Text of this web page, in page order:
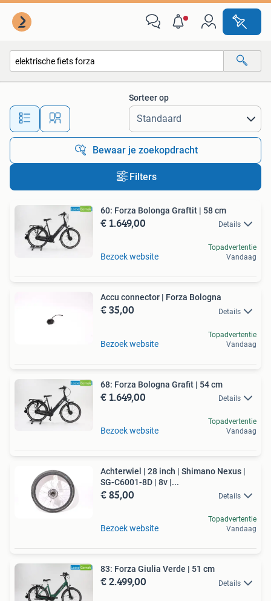
Alle afstanden…
Sorteer op
Bewaar je zoekopdracht
Filters
60: Forza Bolonga Graftit | 58 cm
€ 1.649,00 Details
Bezoek website
Topadvertentie
Vandaag
Accu connector | Forza Bologna
€ 35,00 Details
Bezoek website
Topadvertentie
Vandaag
68: Forza Bologna Grafit | 54 cm
€ 1.649,00 Details
Bezoek website
Topadvertentie
Vandaag
Achterwiel | 28 inch | Shimano Nexus |
SG-C6001-8D | 8v |...
€ 85,00 Details
Bezoek website
Topadvertentie
Vandaag
83: Forza Giulia Verde | 51 cm
€ 2.499,00 Details